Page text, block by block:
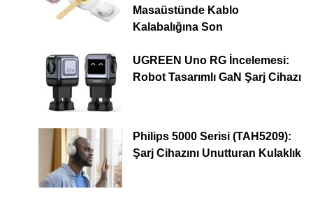
Masaüstünde Kablo
Kalabalığına Son
UGREEN Uno RG İncelemesi:
Robot Tasarımlı GaN Şarj Cihazı
Philips 5000 Serisi (TAH5209):
Şarj Cihazını Unutturan Kulaklık